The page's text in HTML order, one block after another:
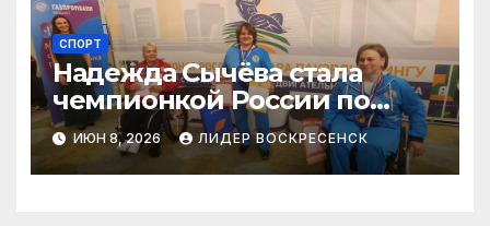
СПОРТ
Надежда Сычёва стала
чемпионкой России по
пауэрлифтингу
ИЮН 8, 2026 ЛИДЕР ВОСКРЕСЕНСК